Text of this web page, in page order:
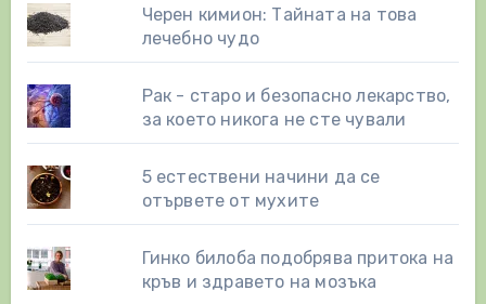
Черен кимион: Тайната на това
лечебно чудо
Рак - старо и безопасно лекарство,
за което никога не сте чували
5 естествени начини да се
отървете от мухите
Гинко билоба подобрява притока на
кръв и здравето на мозъка